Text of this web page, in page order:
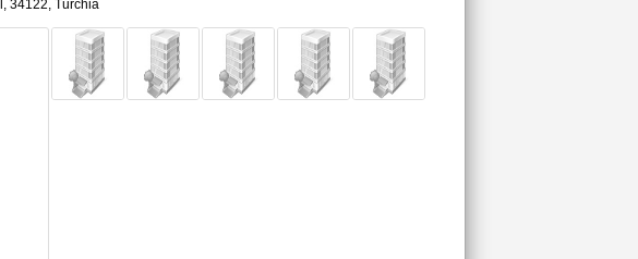
, 34122, Turchia